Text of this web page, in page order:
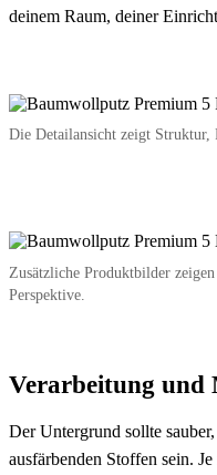
deinem Raum, deiner
Die Detailansicht zeigt Struktur,
Zusätzliche Produktbilder
Perspektive.
Verarbeitung und
Der Untergrund sollte
ausfärbenden Stoffen sein.